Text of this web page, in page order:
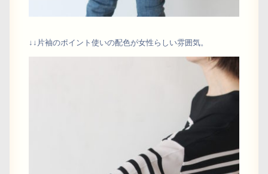
↓↓片袖のポイント使いの配色が女性らしい雰囲気。